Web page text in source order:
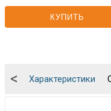
КУПИТЬ
Характеристики
<